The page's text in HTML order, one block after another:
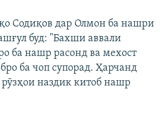
Содиқов дар Олмон ба нашри
буд: "Бахши аввали
ба нашр расонд ва мехост
ба чоп супорад. Ҳарчанд
наздик китоб нашр